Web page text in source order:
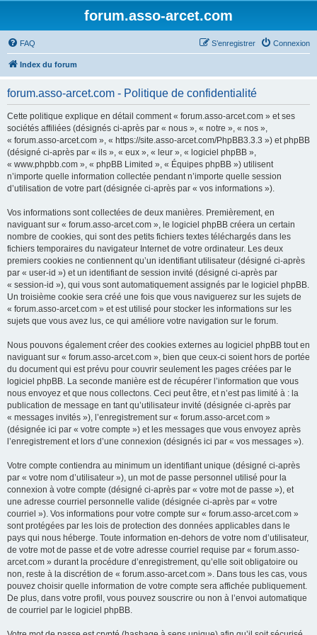
forum.asso-arcet.com
FAQ Connexion
S’enregistrer
Index du forum
forum.asso-arcet.com - Politique de confidentialité
Cette politique explique en détail comment « forum.asso-arcet.com » et ses
sociétés affiliées (désignés ci-après par « nous », « notre », « nos »,
« forum.asso-arcet.com », « https://site.asso-arcet.com/PhpBB3.3.3 ») et phpBB
(désigné ci-après par « ils », « eux », « leur », « logiciel phpBB »,
« www.phpbb.com », « phpBB Limited », « Équipes phpBB ») utilisent
n’importe quelle information collectée pendant n’importe quelle session
d’utilisation de votre part (désignée ci-après par « vos informations »).
Vos informations sont collectées de deux manières. Premièrement, en
naviguant sur « forum.asso-arcet.com », le logiciel phpBB créera un certain
nombre de cookies, qui sont des petits fichiers textes téléchargés dans les
fichiers temporaires du navigateur Internet de votre ordinateur. Les deux
premiers cookies ne contiennent qu’un identifiant utilisateur (désigné ci-après
par « user-id ») et un identifiant de session invité (désigné ci-après par
« session-id »), qui vous sont automatiquement assignés par le logiciel phpBB.
Un troisième cookie sera créé une fois que vous naviguerez sur les sujets de
« forum.asso-arcet.com » et est utilisé pour stocker les informations sur les
sujets que vous avez lus, ce qui améliore votre navigation sur le forum.
Nous pouvons également créer des cookies externes au logiciel phpBB tout en
naviguant sur « forum.asso-arcet.com », bien que ceux-ci soient hors de portée
du document qui est prévu pour couvrir seulement les pages créées par le
logiciel phpBB. La seconde manière est de récupérer l’information que vous
nous envoyez et que nous collectons. Ceci peut être, et n’est pas limité à : la
publication de message en tant qu’utilisateur invité (désignée ci-après par
« messages invités »), l’enregistrement sur « forum.asso-arcet.com »
(désignée ici par « votre compte ») et les messages que vous envoyez après
l’enregistrement et lors d’une connexion (désignés ici par « vos messages »).
Votre compte contiendra au minimum un identifiant unique (désigné ci-après
par « votre nom d’utilisateur »), un mot de passe personnel utilisé pour la
connexion à votre compte (désigné ci-après par « votre mot de passe »), et
une adresse courriel personnelle valide (désignée ci-après par « votre
courriel »). Vos informations pour votre compte sur « forum.asso-arcet.com »
sont protégées par les lois de protection des données applicables dans le
pays qui nous héberge. Toute information en-dehors de votre nom d’utilisateur,
de votre mot de passe et de votre adresse courriel requise par « forum.asso-
arcet.com » durant la procédure d’enregistrement, qu’elle soit obligatoire ou
non, reste à la discrétion de « forum.asso-arcet.com ». Dans tous les cas, vous
pouvez choisir quelle information de votre compte sera affichée publiquement.
De plus, dans votre profil, vous pouvez souscrire ou non à l’envoi automatique
de courriel par le logiciel phpBB.